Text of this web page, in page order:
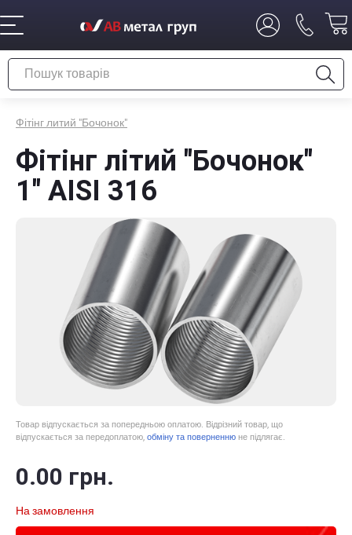
Фітінг литий "Бочонок"
Фітінг літий "Бочонок"
1" AISI 316
Товар відпускається за попередньою оплатою. Відрізний товар, що
відпускається за передоплатою, обміну та поверненню не підлягає.
0.00 грн.
На замовлення